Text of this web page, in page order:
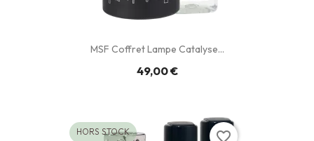
MSF Coffret Lampe Catalyse...
49,00 €
HORS STOCK favorite_border